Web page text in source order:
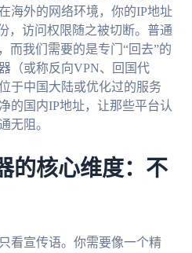
海外的网络环境，你的IP地址
，访问权限随之被切断。普通
而我们需要的是专门“回去”的
（或称反向VPN、回国代
于中国大陆或优化过的服务
的国内IP地址，让那些平台认
无阻。
的核心维度：不
看宣传语。你需要像一个精